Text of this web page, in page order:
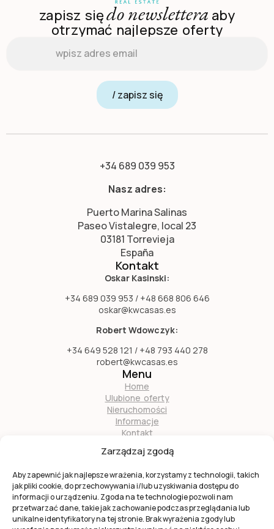
Zarządzaj zgodą
Aby zapewnić jak najlepsze wrażenia, korzystamy z technologii, takich
jak pliki cookie, do przechowywania i/lub uzyskiwania dostępu do
informacji o urządzeniu. Zgoda na te technologie pozwoli nam
przetwarzać dane, takie jak zachowanie podczas przeglądania lub
unikalne identyfikatory na tej stronie. Brak wyrażenia zgody lub
zapisz siędo newslettera aby
otrzymać najlepsze oferty
/ zapisz się
+34 689 039 953
Nasz adres:
Puerto Marina Salinas
Paseo Vistalegre, local 23
03181 Torrevieja
España
Kontakt
Oskar Kasinski:
+34 689 039 953 / +48 668 806 646
oskar@kwcasas.es
Robert Wdowczyk:
+34 649 528 121 / +48 793 440 278
robert@kwcasas.es
Menu
Home
Ulubione oferty
Nieruchomości
Informacje
Kontakt
Zostań naszym partnerem